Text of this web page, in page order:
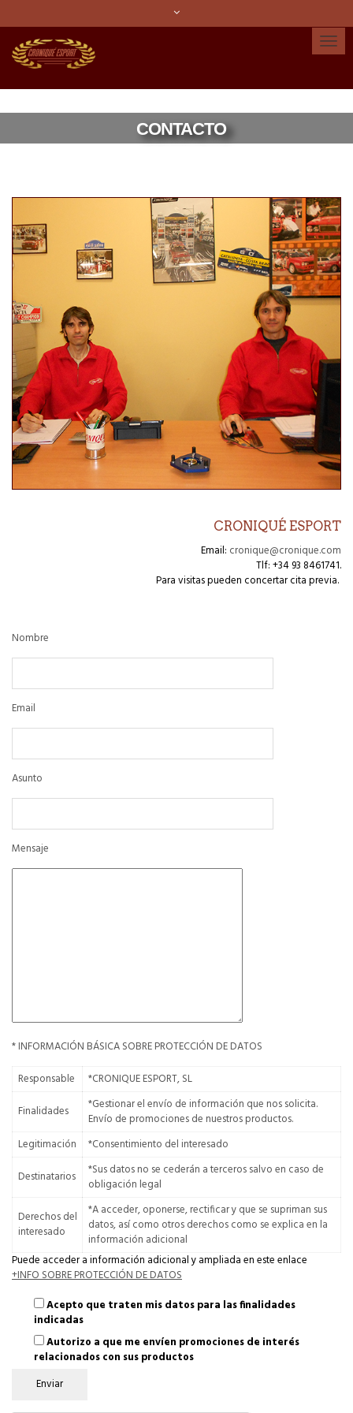
CONTACTO
CRONIQUÉ ESPORT
Email: cronique@cronique.com
Tlf: +34 93 8461741.
Para visitas pueden concertar cita previa.
Nombre
Email
Asunto
Mensaje
* INFORMACIÓN BÁSICA SOBRE PROTECCIÓN DE DATOS
Responsable
*CRONIQUE ESPORT, SL
Finalidades
*Gestionar el envío de información que nos solicita.
Envío de promociones de nuestros productos.
Legitimación
*Consentimiento del interesado
Destinatarios
*Sus datos no se cederán a terceros salvo en caso de
obligación legal
Derechos del
interesado
*A acceder, oponerse, rectificar y que se supriman sus
datos, así como otros derechos como se explica en la
información adicional
Puede acceder a información adicional y ampliada en este enlace
+INFO SOBRE PROTECCIÓN DE DATOS
Acepto que traten mis datos para las finalidades
indicadas
Autorizo a que me envíen promociones de interés
relacionados con sus productos